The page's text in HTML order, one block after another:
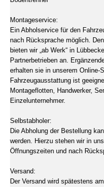
Montageservice:
Ein Abholservice für den
nach Rücksprache möglich.
bieten wir „ab Werk“ in
Partnerbetrieben an.
erhalten sie in unserem Online-
Fahrzeugausstattung ist
Montageflotten, Handwerker,
Einzelunternehmer.
Selbstabholer:
Die Abholung der Bestellung
werden. Hierzu stehen wir in
Öffnungszeiten und nach
Versand:
Der Versand wird spätestens